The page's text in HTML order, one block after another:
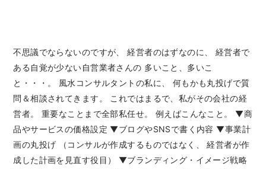
不思議でならないのですが、 経営者のはずなのに、 経営者で
ある自覚が少ない自営業者さんの 多いこと、多いこ
と・・・。 風水コンサルタントの私に、 何もかも丸投げで質
問＆相談されてきます。 これではまるで、私がその会社の経
営者。 重要なことまで全部私任せ。 例えばこんなこと。 ▼商
品やサービスの価格設定 ▼ブログやSNSで書く内容 ▼事業計
画の丸投げ （コンサルが作成するものではなく、 経営者が作
成した計画を見直す役目） ▼ブランディング・イメージ戦略